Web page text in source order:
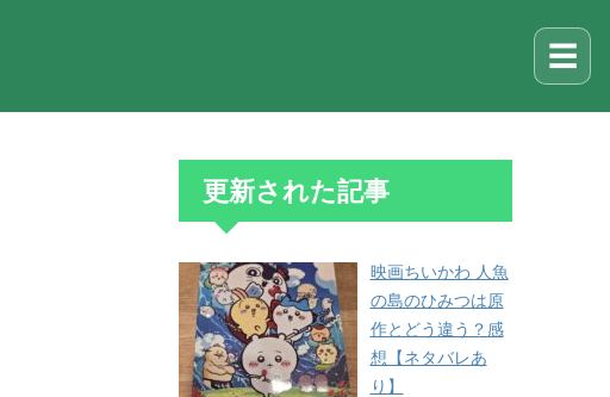
☰
更新された記事
映画ちいかわ 人魚
の島のひみつは原
作とどう違う？感
想【ネタバレあ
り】